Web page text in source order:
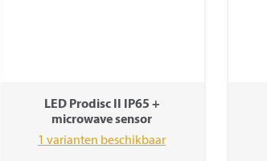
LED Prodisc II IP65 +
microwave sensor
1 varianten beschikbaar